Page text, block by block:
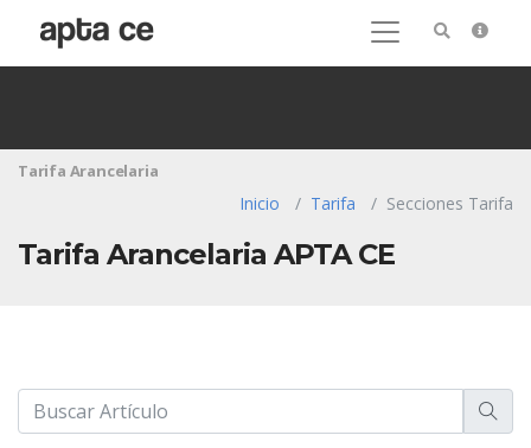
Tarifa Arancelaria
Inicio Tarifa Secciones Tarifa
Tarifa Arancelaria APTA CE